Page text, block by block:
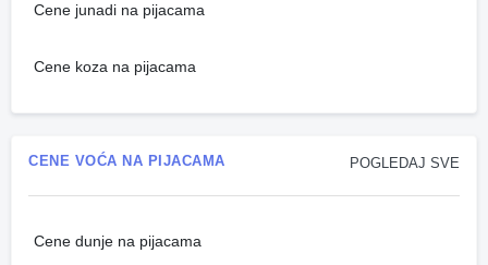
Cene junadi na pijacama
Cene koza na pijacama
POGLEDAJ SVE
CENE VOĆA NA PIJACAMA
Cene dunje na pijacama